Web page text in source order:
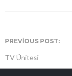
PREVIOUS POST:
TV Ünitesi